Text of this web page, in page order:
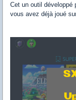
Cet un outil développé
vous avez déjà joué